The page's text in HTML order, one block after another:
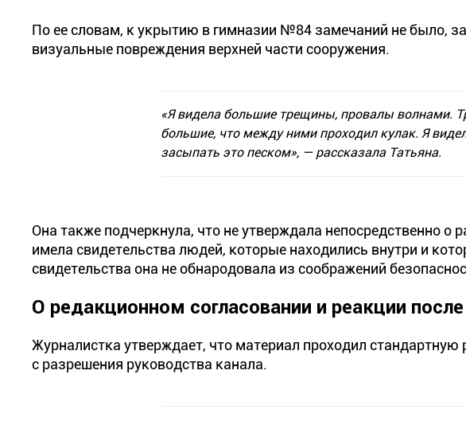
По ее словам, к укрытию в гимназии №84 замечаний не было,
визуальные повреждения верхней части сооружения.
«Я видела большие трещины, провалы волнами.
большие, что между ними проходил кулак. Я
засыпать это песком», — рассказала Татьяна.
Она также подчеркнула, что не утверждала непосредственно о
имела свидетельства людей, которые находились внутри и
свидетельства она не обнародовала из соображений
О редакционном согласовании и реакции
Журналистка утверждает, что материал проходил
с разрешения руководства канала.